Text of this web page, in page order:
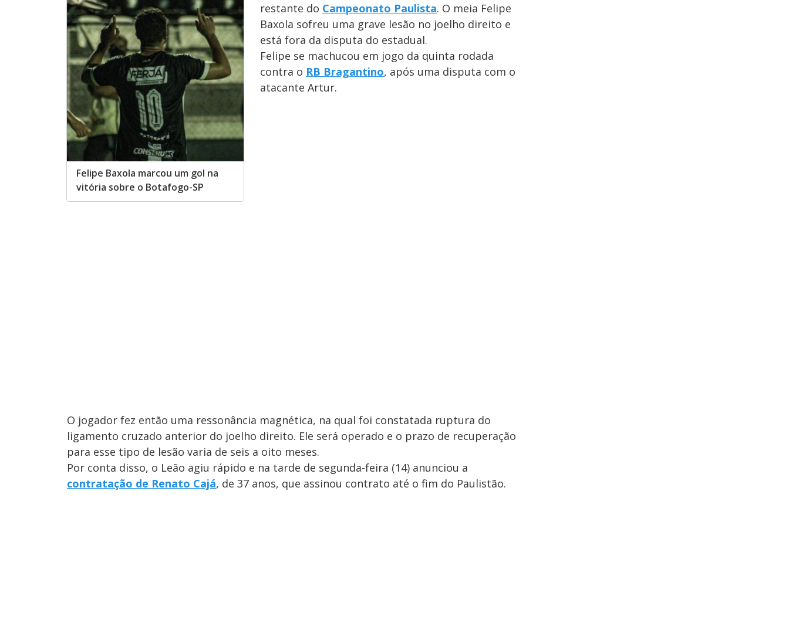
Felipe Baxola marcou um gol na
vitória sobre o Botafogo-SP
restante do Campeonato Paulista. O meia Felipe
Baxola sofreu uma grave lesão no joelho direito e
está fora da disputa do estadual.
Felipe se machucou em jogo da quinta rodada
contra o RB Bragantino, após uma disputa com o
atacante Artur.
O jogador fez então uma ressonância magnética, na qual foi constatada ruptura do
ligamento cruzado anterior do joelho direito. Ele será operado e o prazo de recuperação
para esse tipo de lesão varia de seis a oito meses.
Por conta disso, o Leão agiu rápido e na tarde de segunda-feira (14) anunciou a
contratação de Renato Cajá, de 37 anos, que assinou contrato até o fim do Paulistão.